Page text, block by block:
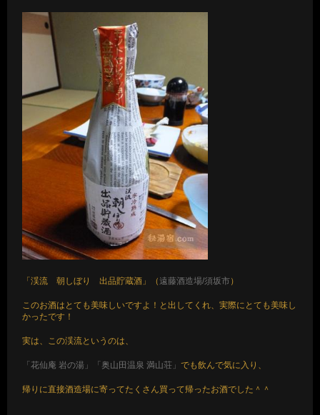
「渓流 朝しぼり 出品貯蔵酒」（遠藤酒造場/須坂市）
このお酒はとても美味しいですよ！と出してくれ、実際にとても美味し
かったです！
実は、この渓流というのは、
「花仙庵 岩の湯」 「奥山田温泉 満山荘」でも飲んで気に入り、
帰りに直接酒造場に寄ってたくさん買って帰ったお酒でした＾＾